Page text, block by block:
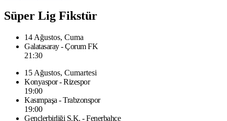
Süper Lig Fikstür
14 Ağustos, Cuma
Galatasaray - Çorum FK
21:30
15 Ağustos, Cumartesi
Konyaspor - Rizespor
19:00
Kasımpaşa - Trabzonspor
19:00
Gençlerbirliği S.K. - Fenerbahçe